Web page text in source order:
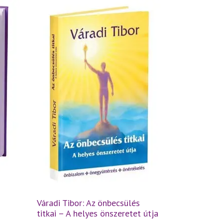
Váradi Tibor: Az önbecsülés
titkai – A helyes önszeretet útja